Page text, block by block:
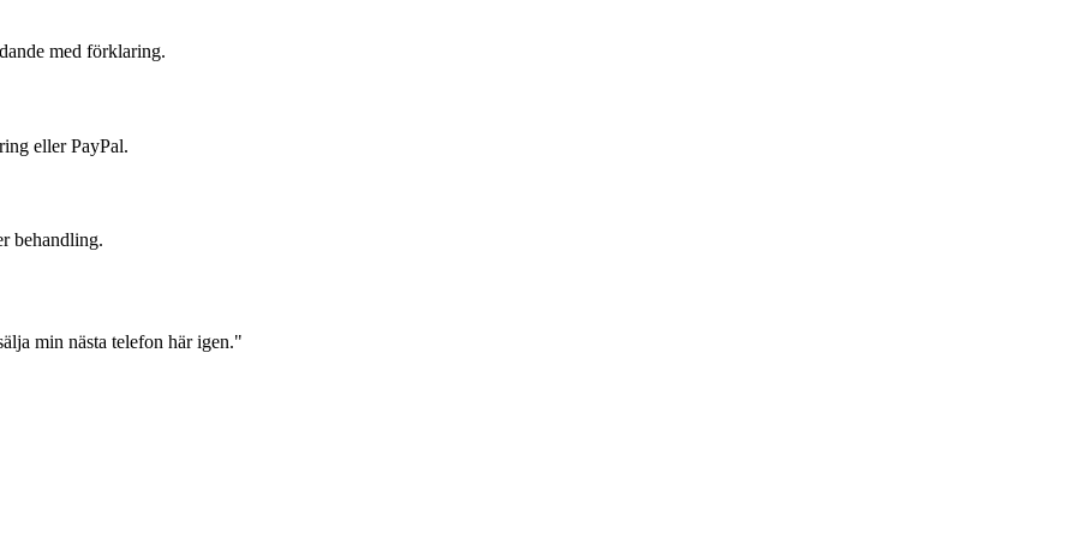
med förklaring.
eller PayPal.
behandling.
min nästa telefon här igen."